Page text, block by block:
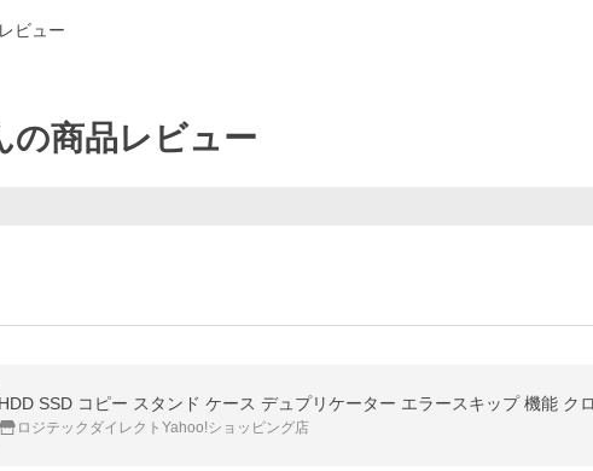
ビュー
の商品レビュー
HDD SSD コピー スタンド ケース デュプリケーター エラースキップ 機能
ロジテックダイレクトYahoo!ショッピング店